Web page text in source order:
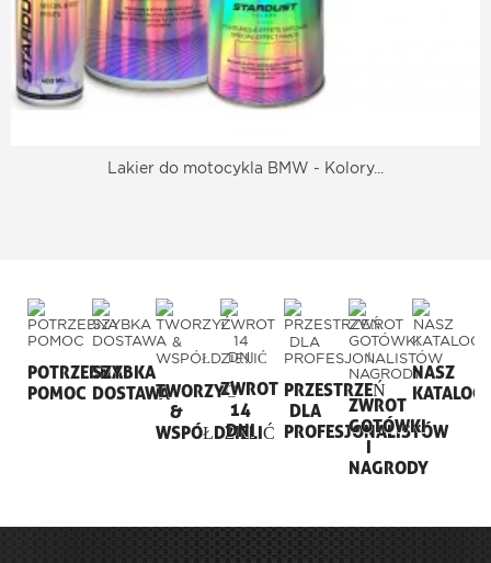
Lakier do motocykla BMW - Kolory...
POTRZEBNA
POMOC
SZYBKA
DOSTAWATWORZYĆ
&
WSPÓŁDZIELIĆ
ZWROT
14
DNI
PRZESTRZEŃ
DLA
PROFESJONALISTÓW
ZWROT
GOTÓWKI
I
NAGRODY
NASZ
KATALOG